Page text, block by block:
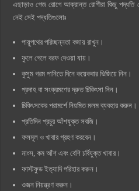
এছাড়াও গেজ রোগে আক্রান্ত রোগীরা কিছু
নেই সেই পদ্ধতিগুলোঃ
পায়ুপথের পরিচ্ছন্নতা বজায় রাখুন।
ফুলে গেলে বরফ দেওয়া যায়।
কুসুম গরম পানিতে দিনে কয়েকবার ভিজিয়ে নিন।
প্রদাহ বা সংক্রমণের দ্রুত চিকিৎসা নিন।
চিকিৎসকের পরামর্শে নিয়মিত মলম ব্যবহার করুন।
প্রতিদিন প্রচুর আঁশযুক্ত সবজি।
ফলমূল ও খাবার গ্রহণ করবেন।
মাংস, কম আঁশ এবং বেশি চর্বিযুক্ত খাবার।
ফাস্টফুড ইত্যাদি পরিহার করুন।
ওজন নিয়ন্ত্রণ করুন।